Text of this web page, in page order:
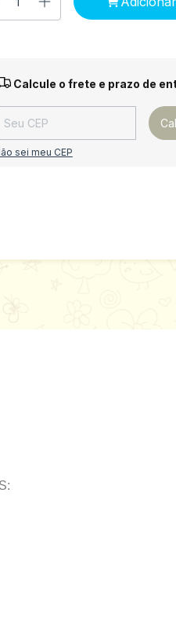
para o CEP:
Calcule o frete e prazo de
sei meu CEP